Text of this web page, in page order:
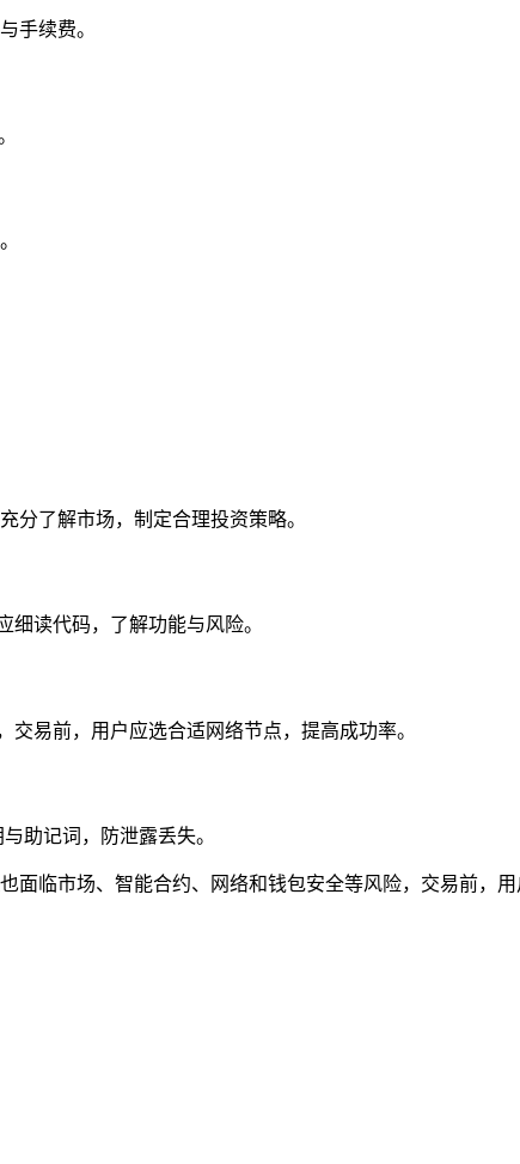
手续费。
分了解市场，制定合理投资策略。
细读代码，了解功能与风险。
易前，用户应选合适网络节点，提高成功率。
助记词，防泄露丢失。
面临市场、智能合约、网络和钱包安全等风险，交易前，